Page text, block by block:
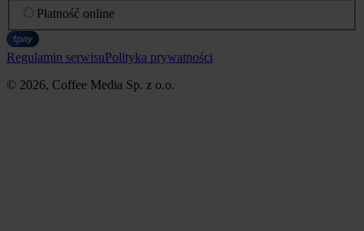
Płatność online
Regulamin serwisuPolityka prywatności
© 2026, Coffee Media Sp. z o.o.